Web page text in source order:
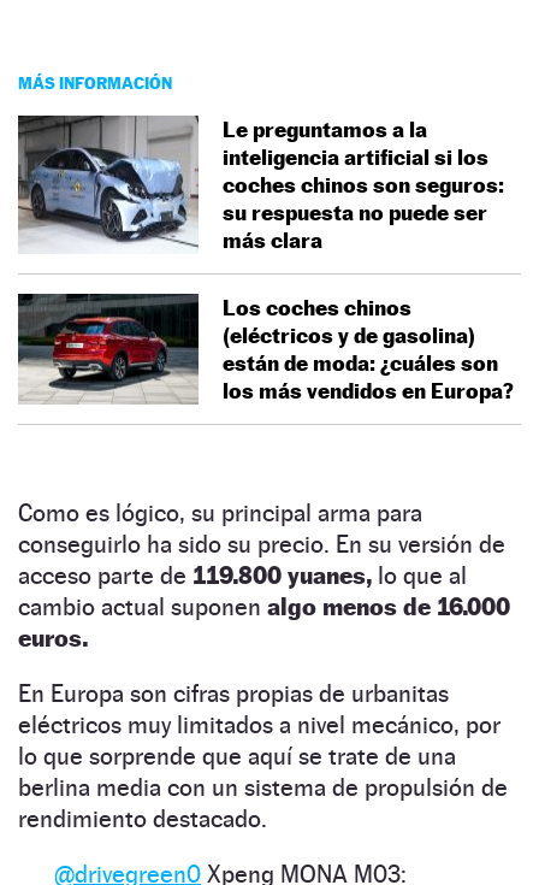
MÁS INFORMACIÓN
Le preguntamos a la
inteligencia artificial si los
coches chinos son seguros:
su respuesta no puede ser
más clara
Los coches chinos
(eléctricos y de gasolina)
están de moda: ¿cuáles son
los más vendidos en Europa?
Como es lógico, su principal arma para
conseguirlo ha sido su precio. En su versión de
acceso parte de 119.800 yuanes, lo que al
cambio actual suponen algo menos de 16.000
euros.
En Europa son cifras propias de urbanitas
eléctricos muy limitados a nivel mecánico, por
lo que sorprende que aquí se trate de una
berlina media con un sistema de propulsión de
rendimiento destacado.
@drivegreen0 Xpeng MONA M03: